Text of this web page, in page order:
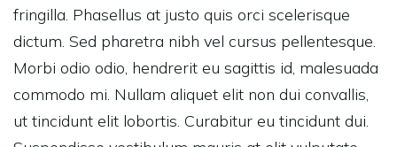
fringilla. Phasellus at justo quis orci scelerisque
dictum. Sed pharetra nibh vel cursus pellentesque.
Morbi odio odio, hendrerit eu sagittis id, malesuada
commodo mi. Nullam aliquet elit non dui convallis,
ut tincidunt elit lobortis. Curabitur eu tincidunt dui.